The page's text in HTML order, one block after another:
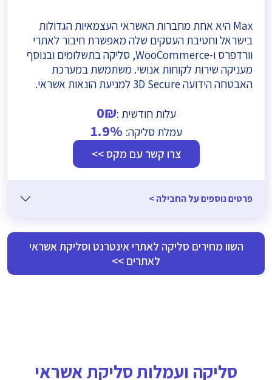
Max היא אחת מחברות האשראי העצמאיות הגדולות
בישראל וחטיבת העסקים שלה מאפשרת חיבור לאתרי
וורדפרס ו-WooCommerce, סליקה בתשלומים ובנוסף
מעניקה שירות לקוחות אנושי. משתמשת במערכת
האבטחה הידועה 3D Secure למניעת הונאות אשראי.
עלות חודשית :0₪
עמלת סליקה:
צרו קשר עם מקס >>
פרטים נוספים על החבילה >
השוו מחירים סליקה לאתרי אינטרנט וסליקת אשראי
לאתרים >>
סליקה ועמלות סליקת אשראי